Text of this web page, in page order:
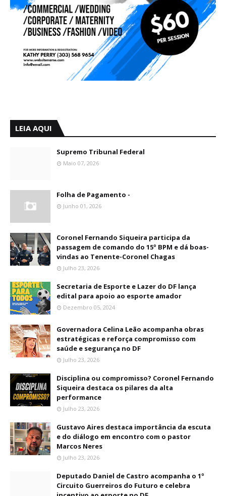
LEIA AQUI
Supremo Tribunal Federal
Maio 07, 2026
Folha de Pagamento -
Junho 01, 2026
Coronel Fernando Siqueira participa da
passagem de comando do 15º BPM e dá boas-
vindas ao Tenente-Coronel Chagas
Julho 23, 2026
Secretaria de Esporte e Lazer do DF lança
edital para apoio ao esporte amador
Dezembro 05, 2024
Governadora Celina Leão acompanha obras
estratégicas e reforça compromisso com
saúde e segurança no DF
Julho 23, 2026
Disciplina ou compromisso? Coronel Fernando
Siqueira destaca os pilares da alta
performance
Julho 23, 2026
Gustavo Aires destaca importância da escuta
e do diálogo em encontro com o pastor
Marcos Neres
Julho 23, 2026
Deputado Daniel de Castro acompanha o 1º
Circuito Guerreiros do Futuro e celebra